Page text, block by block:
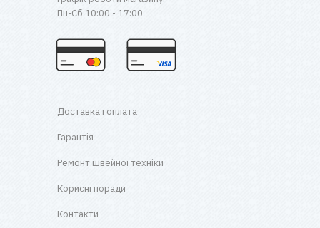
Пн-Сб 10:00 - 17:00
Доставка і оплата
Гарантія
Ремонт швейної техніки
Корисні поради
Контакти